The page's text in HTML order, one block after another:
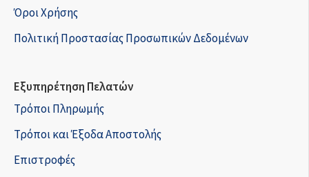
Όροι Χρήσης
Πολιτική Προστασίας Προσωπικών Δεδομένων
Εξυπηρέτηση Πελατών
Τρόποι Πληρωμής
Τρόποι και Έξοδα Αποστολής
Επιστροφές